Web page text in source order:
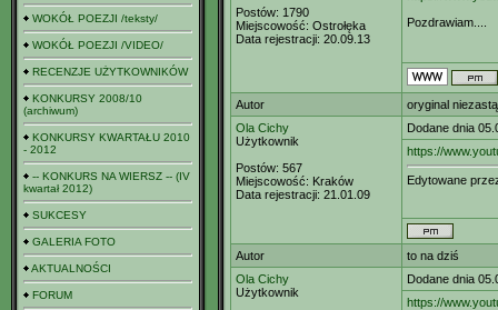
WOKÓŁ POEZJI /teksty/
WOKÓŁ POEZJI /VIDEO/
RECENZJE UŻYTKOWNIKÓW
KONKURSY 2008/10
(archiwum)
KONKURSY KWARTAŁU 2010
- 2012
-- KONKURS NA WIERSZ -- (IV
kwartał 2012)
SUKCESY
GALERIA FOTO
AKTUALNOŚCI
FORUM
Postów: 1790
Miejscowość: Ostrołęka
Data rejestracji: 20.09.13
Pozdrawiam....
Autor
oryginal
Ola Cichy
Użytkownik
Postów: 567
Miejscowość: Kraków
Data rejestracji: 21.01.09
Dodane dnia
https://
Edytowane
Autor
to na dziś
Ola Cichy
Użytkownik
Dodane dnia
https://